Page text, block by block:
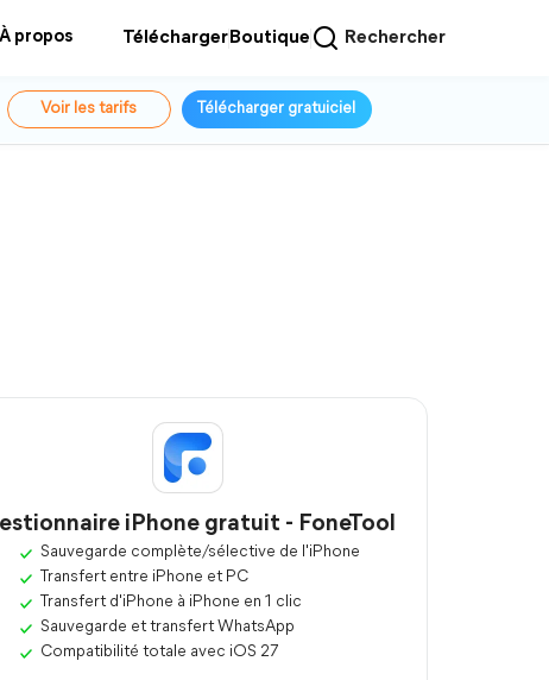
À propos Télécharger Boutique Rechercher
Voir les tarifs Télécharger gratuiciel
iPhone gratuit - FoneTool
Sauvegarde complète/sélective de l'iPhone
Transfert entre iPhone et PC
Transfert d'iPhone à iPhone en 1 clic
Sauvegarde et transfert WhatsApp
Compatibilité totale avec iOS 27